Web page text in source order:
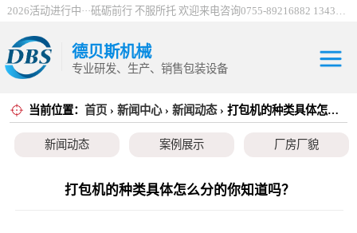
2026活动进行中···砥砺前行 不服所托 欢迎来电咨询0755-89216882 13430912198
德贝斯机械
专业研发、生产、销售包装设备
当前位置： 首页 › 新闻中心› 新闻动态› 打包机的种类具体怎么分的你知道吗？
新闻动态 案例展示 厂房厂貌
打包机的种类具体怎么分的你知道吗？
30吨电控打包机
100吨电控打包机
巴西服装打包机